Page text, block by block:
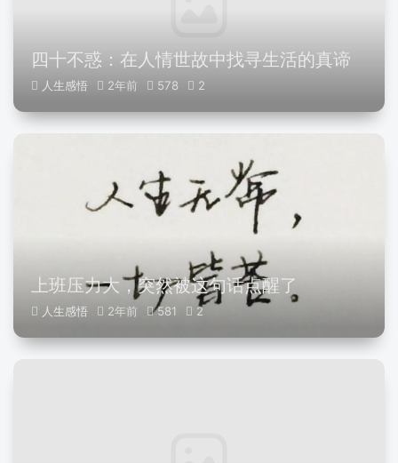
四十不惑：在人情世故中找寻生活的真谛
人生感悟 2年前
上班压力大，突然被这句话点醒了
人生感悟 2年前